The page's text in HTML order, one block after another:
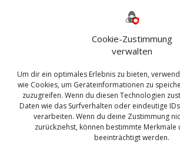
Cookie-Zustimmung
verwalten
Um dir ein optimales Erlebnis zu bieten,
wie Cookies, um Geräteinformationen zu
zuzugreifen. Wenn du diesen Technologien
Daten wie das Surfverhalten oder eindeutige
verarbeiten. Wenn du deine Zustimmung
zurückziehst, können bestimmte Merkmale
beeinträchtigt werden.
Bautagebuch
Exchange firewall Fritzbox
Microsoft
Sanierung SBS Security Server
Sicherung SIEM Sophos
Update Upgrade UTM VCenter
VMWare VPN WAZUH
Zertifikat